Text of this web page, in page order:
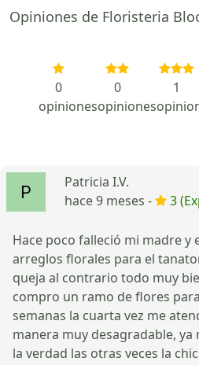
Opiniones de Floristeria
0
opiniones
0
opiniones
1
Patricia I.V.
hace 9 meses -
3
Hace poco falleció mi madre y
arreglos florales para el
queja al contrario todo muy
compro un ramo de flores
semanas la cuarta vez me
manera muy desagradable,
la verdad las otras veces la